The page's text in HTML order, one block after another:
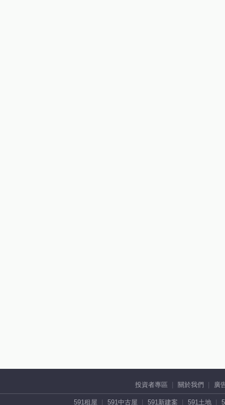
投資者專區 關於我們 廣
591租屋 591中古屋 591新建案 591土地